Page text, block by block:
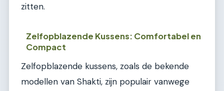
zitten.
Zelfopblazende Kussens: Comfortabel en
Compact
Zelfopblazende kussens, zoals de bekende
modellen van Shakti, zijn populair vanwege